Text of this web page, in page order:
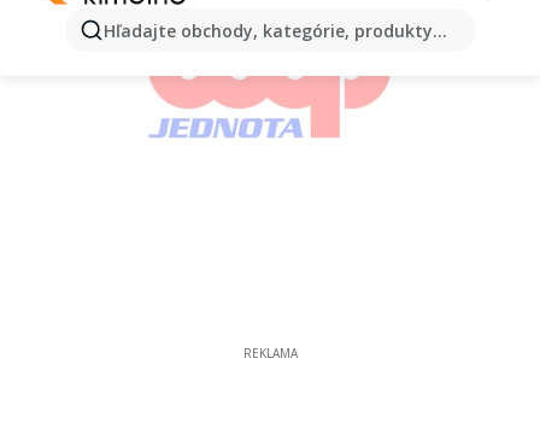
Hľadajte obchody, kategórie, produkty...
REKLAMA